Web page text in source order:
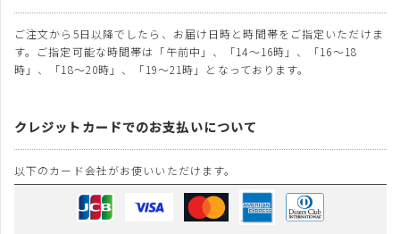
ご注文から5日以降でしたら、お届け日時と時間帯をご指定いただけま
す。ご指定可能な時間帯は「午前中」、「14～16時」、「16～18
時」、「18～20時」、「19～21時」となっております。
クレジットカードでのお支払いについて
以下のカード会社がお使いいただけます。